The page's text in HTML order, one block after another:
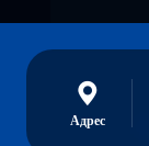
Адрес